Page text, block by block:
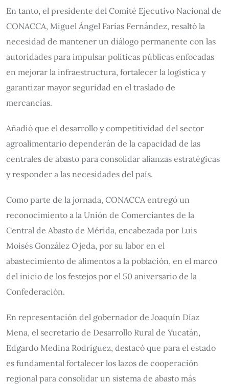
En tanto, el presidente del Comité Ejecutivo Nacional de
CONACCA, Miguel Ángel Farías Fernández, resaltó la
necesidad de mantener un diálogo permanente con las
autoridades para impulsar políticas públicas enfocadas
en mejorar la infraestructura, fortalecer la logística y
garantizar mayor seguridad en el traslado de
mercancías.
Añadió que el desarrollo y competitividad del sector
agroalimentario dependerán de la capacidad de las
centrales de abasto para consolidar alianzas estratégicas
y responder a las necesidades del país.
Como parte de la jornada, CONACCA entregó un
reconocimiento a la Unión de Comerciantes de la
Central de Abasto de Mérida, encabezada por Luis
Moisés González Ojeda, por su labor en el
abastecimiento de alimentos a la población, en el marco
del inicio de los festejos por el 50 aniversario de la
Confederación.
En representación del gobernador de Joaquín Díaz
Mena, el secretario de Desarrollo Rural de Yucatán,
Edgardo Medina Rodríguez, destacó que para el estado
es fundamental fortalecer los lazos de cooperación
regional para consolidar un sistema de abasto más